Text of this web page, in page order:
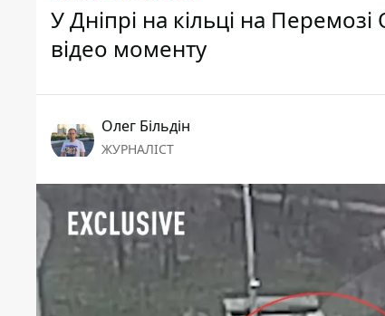
У Дніпрі на кільці на
відео моменту
Олег Більдін
ЖУРНАЛІСТ